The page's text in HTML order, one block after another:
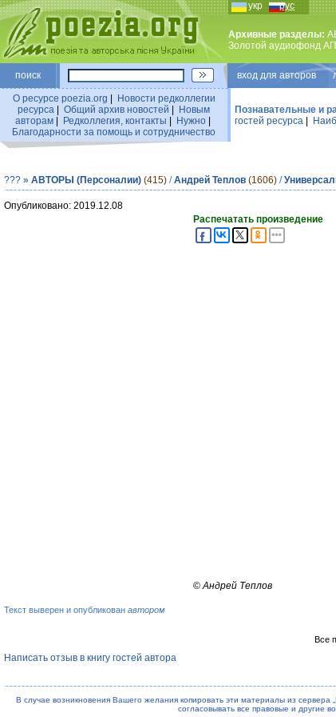
укр рус
Архивные разделы:
Золотой аудиофонд АП
поиск вход для авторов
О ресурсе poezia.org
Новости редколлегии
ресурса
Общий архив новостей
Новым
авторам| Редколлегия, контакты Нужно|
Благодарности за помощь и сотрудничество
Познавательные и
гостей ресурса
??? » АВТОРЫ (Персоналии) (415) /Андрей Теплов (1606) /
Опубликовано: 2019.12.08
Распечатать произведение
©Андрей Теплов
Текст выверен и опубликован автором
Все
Написать отзыв в книгу гостей автора
В случае возникновения Вашего желания копировать эти материалы из
согласовывать все правовые и другие